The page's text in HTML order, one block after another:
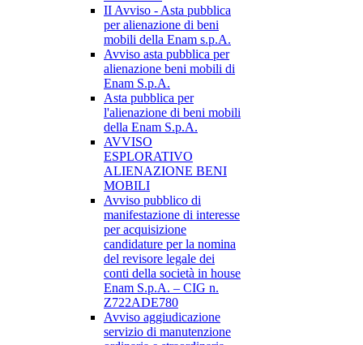
II Avviso - Asta pubblica
per alienazione di beni
mobili della Enam s.p.A.
Avviso asta pubblica per
alienazione beni mobili di
Enam S.p.A.
Asta pubblica per
l'alienazione di beni mobili
della Enam S.p.A.
AVVISO
ESPLORATIVO
ALIENAZIONE BENI
MOBILI
Avviso pubblico di
manifestazione di interesse
per acquisizione
candidature per la nomina
del revisore legale dei
conti della società in house
Enam S.p.A. – CIG n.
Z722ADE780
Avviso aggiudicazione
servizio di manutenzione